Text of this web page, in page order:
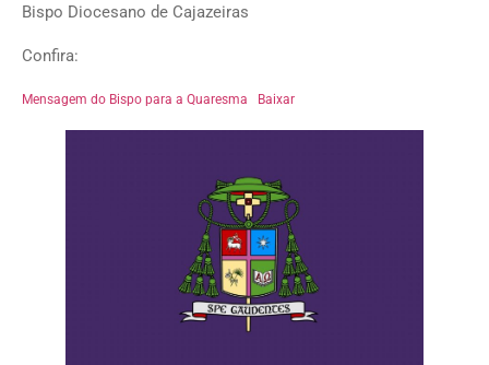
Bispo Diocesano de Cajazeiras
Confira:
Mensagem do Bispo para a Quaresma Baixar